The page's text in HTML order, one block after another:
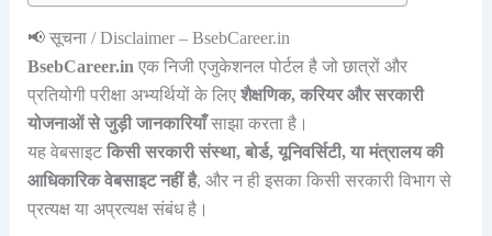
📢 सूचना / Disclaimer – BsebCareer.in
BsebCareer.in एक निजी एजुकेशनल पोर्टल है जो छात्रों और
प्रतियोगी परीक्षा अभ्यर्थियों के लिए शैक्षणिक, करियर और सरकारी
योजनाओं से जुड़ी जानकारियाँसाझा करता है।
यह वेबसाइटकिसी सरकारी संस्था, बोर्ड, यूनिवर्सिटी, या मंत्रालय की
आधिकारिक वेबसाइट नहीं है, और न ही इसका किसी सरकारी विभाग से
प्रत्यक्ष या अप्रत्यक्ष संबंध है।